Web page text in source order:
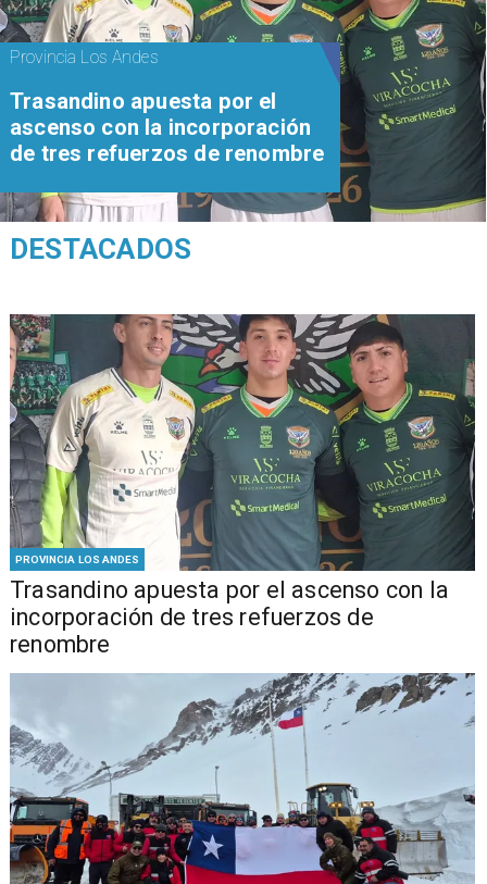
PROVINCIA LOS ANDES
Trasandino apuesta por el ascenso con la
incorporación de tres refuerzos de
renombre
Provincia Los Andes
Trasandino apuesta por el
ascenso con la incorporación
de tres refuerzos de renombre
DESTACADOS